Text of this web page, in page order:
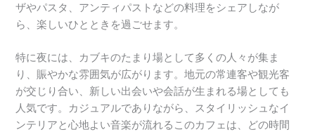
ザやパスタ、アンティパストなどの料理をシェアしなが
ら、楽しいひとときを過ごせます。
特に夜には、カブキのたまり場として多くの人々が集ま
り、賑やかな雰囲気が広がります。地元の常連客や観光客
が交じり合い、新しい出会いや会話が生まれる場としても
人気です。カジュアルでありながら、スタイリッシュなイ
ンテリアと心地よい音楽が流れるこのカフェは、どの時間